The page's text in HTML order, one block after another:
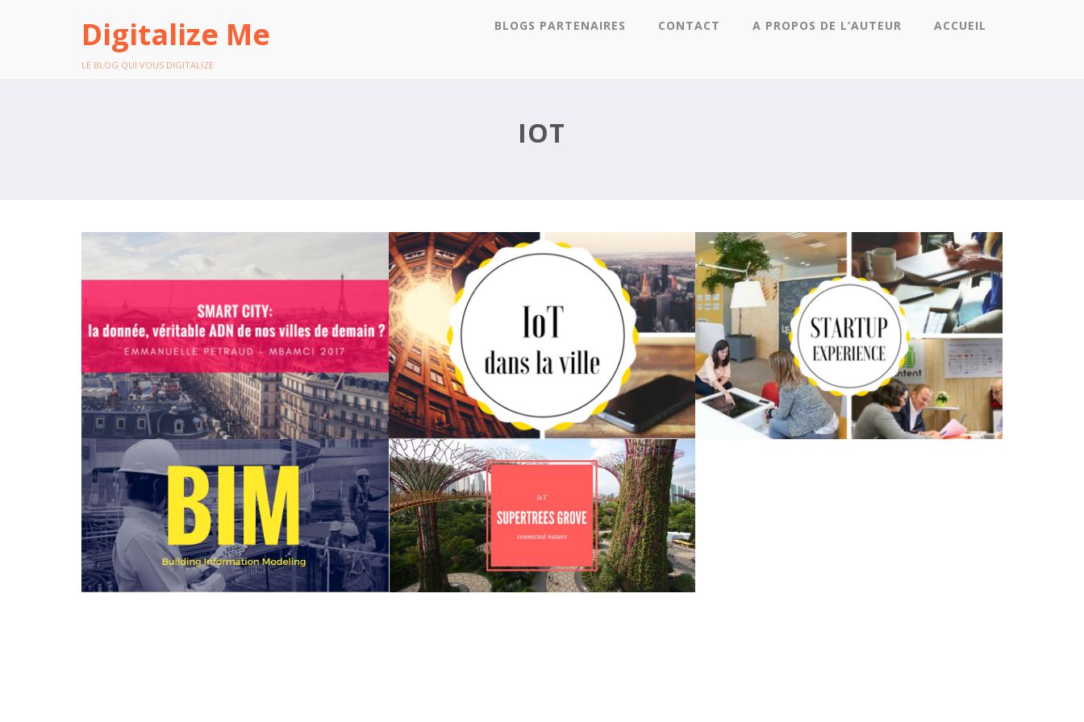
Digitalize Me
LE BLOG QUI VOUS DIGITALIZE
BLOGS PARTENAIRES CONTACT A PROPOS DE L’AUTEUR ACCUEIL
IOT
ETES-VOUS PRÊT POUR LE BIM
BANG ?
IOT : SUPERTREES, QUAND LES
ARBRES VOUS RENDENT LA VI(LL)E
PLUS BELLE